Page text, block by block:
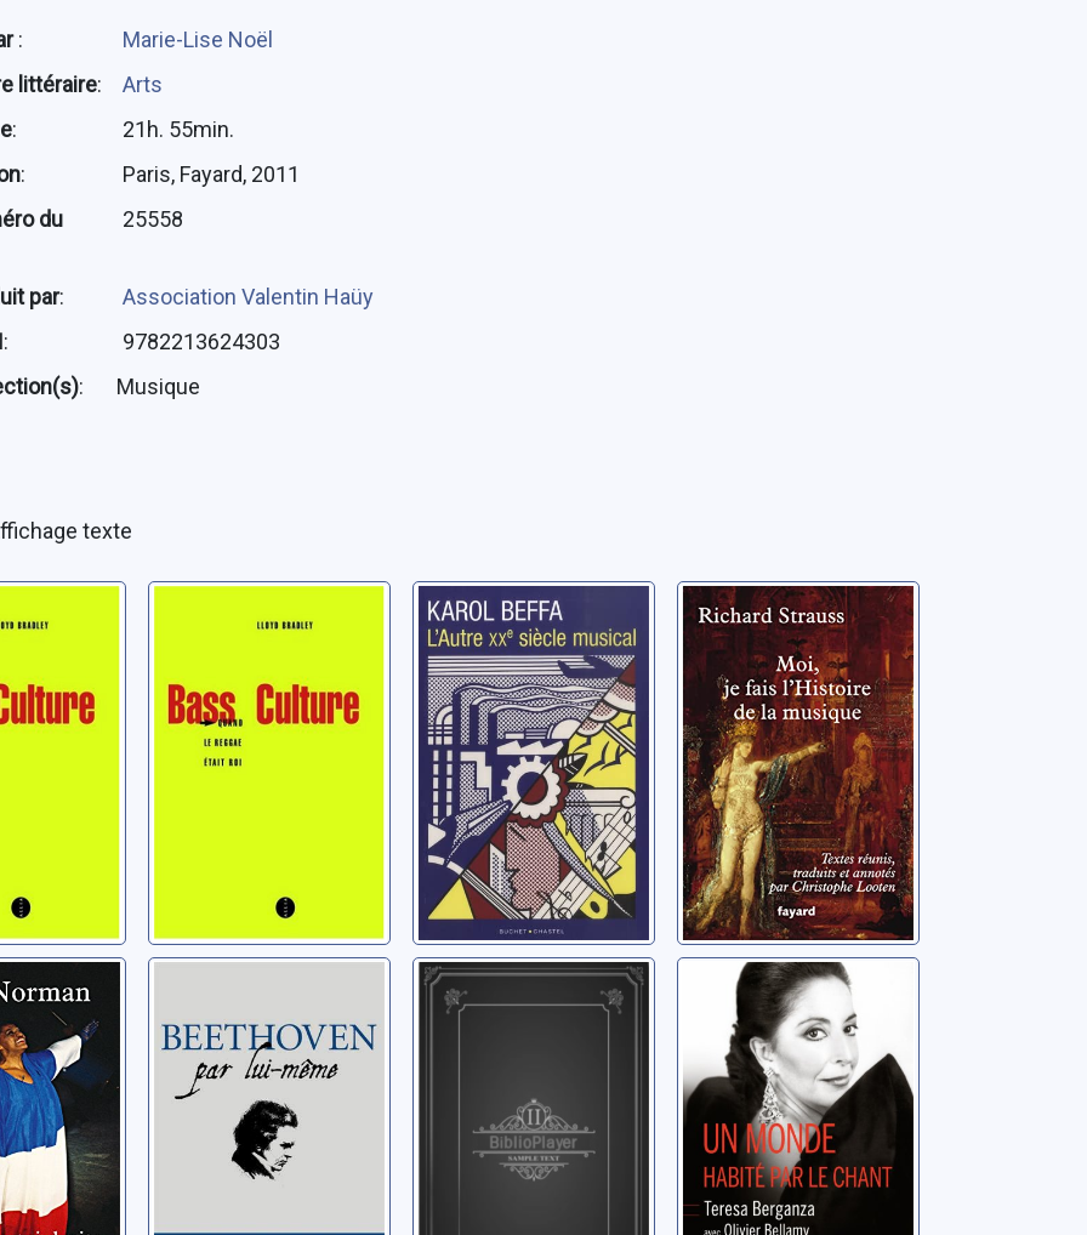
:
Marie-Lise Noël
littéraire:
Arts
:
21h. 55min.
:
Paris, Fayard, 2011
du
25558
par:
Association Valentin Haüy
:
9782213624303
: Musique
texte
reggae
1
quand le reggae
était roi - cd 2
Bradley, Lloyd
L'autre XXe
siècle musical
Beffa, Karol
Moi, je fais
l'histoire de la
musique
Strauss, Richard
droite
!
lui-même
Beethoven, Ludwig van
Une vie à l'opéra:
souvenirs d'un
Mannoni, Gérard
Un monde habité
par le chant
Berganza, Teresa